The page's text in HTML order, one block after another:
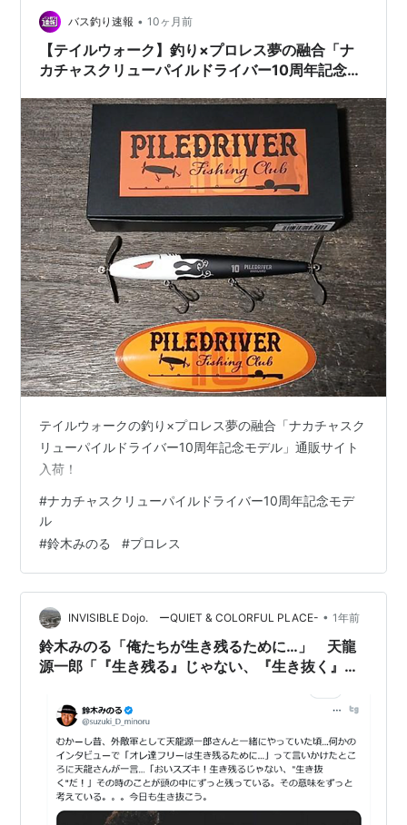
バス釣り速報 • 10ヶ月前
【テイルウォーク】釣り×プロレス夢の融合「ナ
カチャスクリューパイルドライバー10周年記念モ
テイルウォークの釣り×プロレス夢の融合「ナカチャスク
リューパイルドライバー10周年記念モデル」通販サイト
入荷！
#ナカチャスクリューパイルドライバー10周年記念モデ
ル
#鈴木みのる #プロレス
INVISIBLE Dojo. ーQUIET & COLORFUL PLACE- • 1年前
鈴木みのる「俺たちが生き残るために…」 天龍
源一郎「『生き残る』じゃない、『生き抜く』